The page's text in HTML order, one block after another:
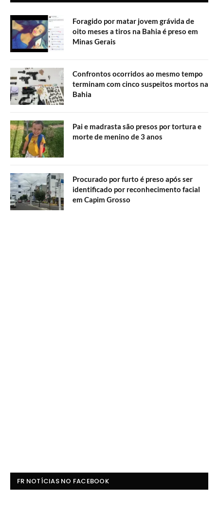
Foragido por matar jovem grávida de
oito meses a tiros na Bahia é preso em
Minas Gerais
Confrontos ocorridos ao mesmo tempo
terminam com cinco suspeitos mortos na
Bahia
Pai e madrasta são presos por tortura e
morte de menino de 3 anos
Procurado por furto é preso após ser
identificado por reconhecimento facial
em Capim Grosso
FR NOTÍCIAS NO FACEBOOK